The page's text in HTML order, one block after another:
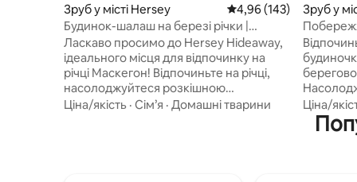
Зруб у місті Hersey Середня оцінка: 4,96 з
4,96 (143)
Будинок-шалаш на березі річки |
Джакузі, краєвиди та камін
Ласкаво просимо до Hersey Hideaway,
ідеального місця для відпочинку на
річці Маскегон! Відпочиньте на річці,
насолоджуйтеся розкішною
гідромасажною ванною, спостерігайте
Ціна/якість · Сім’я · Домашні тварини
Зруб у
та ванна
сходами
Ціна/